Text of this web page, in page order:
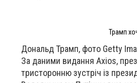
Трамп
Дональд Трамп, фото Getty
За даними видання Axios,
тристоронню зустріч із